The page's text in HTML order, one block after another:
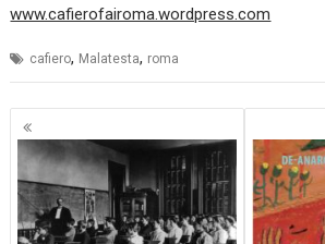
www.cafierofairoma.wordpress.com
cafiero, Malatesta, roma
Navigazione
articoli